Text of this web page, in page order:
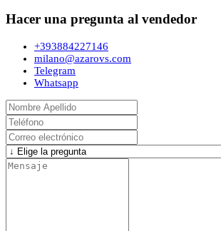
Hacer una pregunta al vendedor
+393884227146
milano@azarovs.com
Telegram
Whatsapp